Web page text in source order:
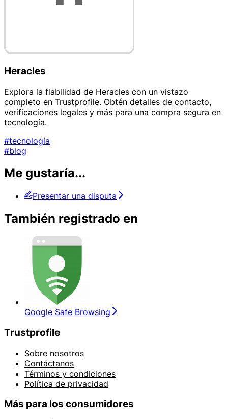
Heracles
Explora la fiabilidad de Heracles con un vistazo
completo en Trustprofile. Obtén detalles de contacto,
verificaciones legales y más para una compra segura en
tecnología.
#tecnología
#blog
Me gustaría...
Presentar una disputa
También registrado en
Google Safe Browsing
Trustprofile
Sobre nosotros
Contáctanos
Términos y condiciones
Política de privacidad
Más para los consumidores